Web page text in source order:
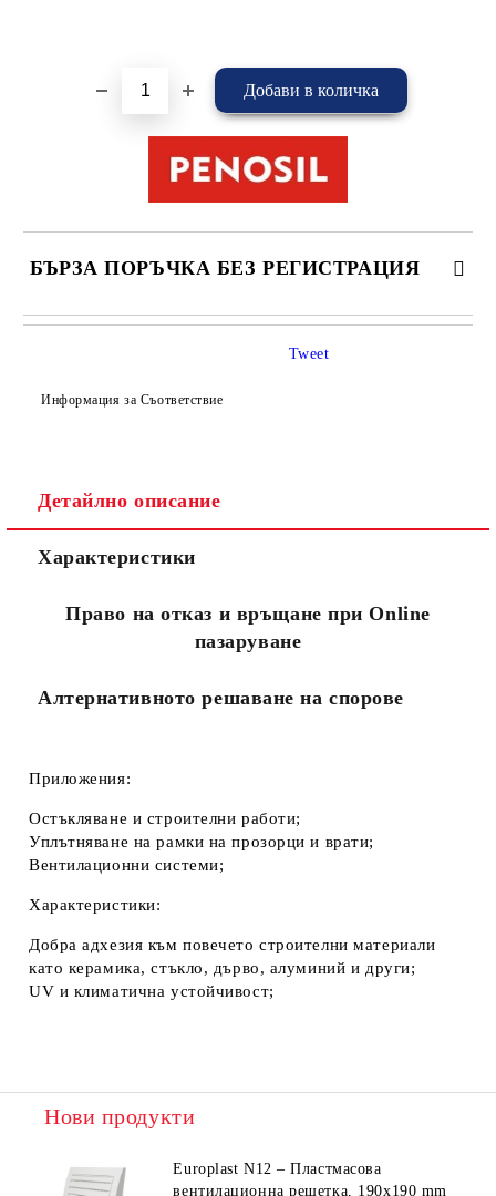
БЪРЗА ПОРЪЧКА БЕЗ РЕГИСТРАЦИЯ
САМО ПОПЪЛНЕТЕ 4 ПОЛЕТА
Съгласен съм сПолитиката за лични данни
Ние ще се свържем с вас в рамките на работния ден.
Информация за Съответствие
Tweet
Детайлно описание
Характеристики
Право на отказ и връщане при Online
пазаруване
Алтернативното решаване на спорове
Приложения:
Остъкляване и строителни работи;
Уплътняване на рамки на прозорци и врати;
Вентилационни системи;
Характеристики:
Добра адхезия към повечето строителни материали
като керамика, стъкло, дърво, алуминий и други;
UV и климатична устойчивост;
Нови продукти
Europlast N12 – Пластмасова
вентилационна решетка, 190x190 mm